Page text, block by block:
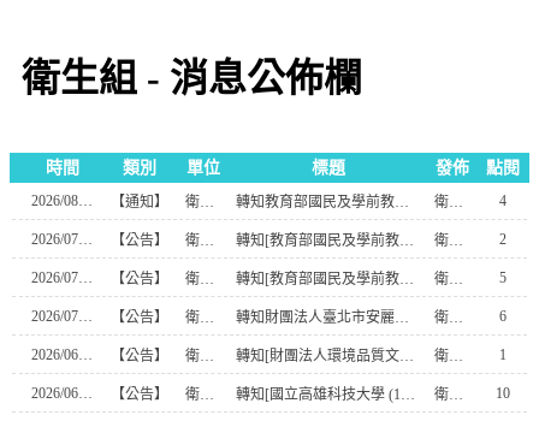
衛生組 - 消息公佈欄
時間 類別 單位 標題 發佈 點閱
2026/08/03 【通知】 衛生組 轉知教育部國民及學前教育署 (1150072091) 函]檢送「教育部115年氣候變遷講習活動」簡章1份，請貴校鼓勵所屬踴躍報名參加，請查照。 衛生組 4
2026/07/28 【公告】 衛生組 轉知[教育部國民及學前教育署 (1150070623) 函]檢送本署委請國立臺灣師範大學辦理「115年『青年百億海外圓夢基金計畫』海外翱翔組G-4-6『健康學一下』澳洲塔斯馬尼亞大學參訪活動成果發表會」實施計畫1份，請鼓勵所屬踴躍報名參加，請查照。 衛生組 2
2026/07/20 【公告】 衛生組 轉知[教育部國民及學前教育署 (1150065621) 函]檢送「環境部第1屆高級中等學校內永續部門養成培力計畫」線上說明會簡章1份，如說明，請查照。 衛生組 5
2026/07/13 【公告】 衛生組 轉知財團法人臺北市安麗希望工場慈善基金會（以下簡稱基金會）2026「小夢想．大志氣」追夢計畫資料1份（如附件），請惠予公告周知，並鼓勵學校師生或相關協會組織踴躍參與，請查照。 衛生組 6
2026/06/23 【公告】 衛生組 轉知[財團法人環境品質文教基金會 (1150618003) 函]檢送第60期「氣候少年」電子檔，歡迎分享、運用免費環境教育資源，請查照。 衛生組 1
2026/06/15 【公告】 衛生組 轉知[國立高雄科技大學 (1156400046) 函]檢送本校「環境部淨零綠領人才培育課程」招生資訊，敬請惠予公告並鼓勵貴校教職員生踴躍報名，請查照。 衛生組 10